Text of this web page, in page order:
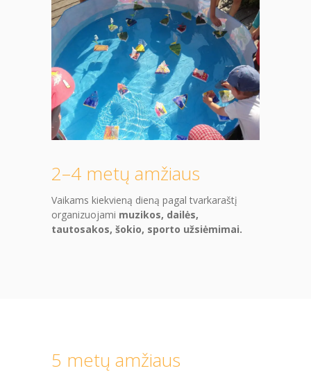
PRADINĖ MOKYKLA
-- PRADINUKO DIENA
-- MOKYKLOS APLINKA
-- MAITINIMAS
-- MOKYMOSI PASIEKIMAI
-- KAINA
PAGRINDINĖ MOKYKLA
-- DOKUMENTAI
2–4 metų amžiaus
Vaikams kiekvieną dieną pagal tvarkaraštį
organizuojami muzikos, dailės,
tautosakos, šokio, sporto užsiėmimai.
5 metų amžiaus